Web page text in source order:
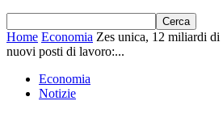
Home Economia Zes unica, 12 miliardi
nuovi posti di lavoro:...
Economia
Notizie